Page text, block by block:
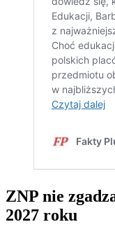
ZNP nie
2027 roku